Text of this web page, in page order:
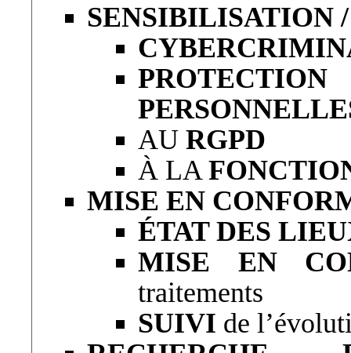
SENSIBILISATION
AU RGPD
À LA
MISE EN
ÉTAT DES
MISE EN
traitements
SUIVI de